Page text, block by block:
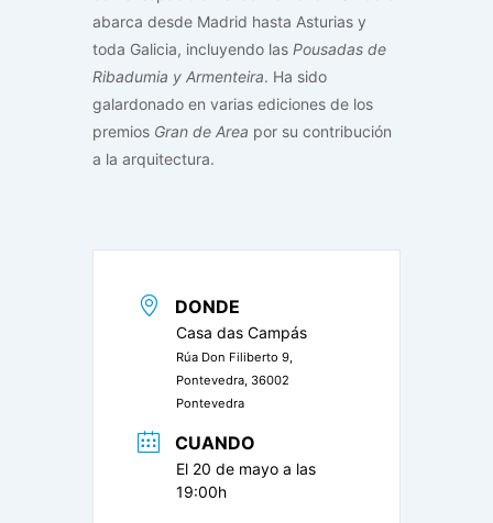
abarca desde Madrid hasta Asturias y
toda Galicia, incluyendo las Pousadas de
Ribadumia y Armenteira. Ha sido
galardonado en varias ediciones de los
premios Gran de Area por su contribución
a la arquitectura.
DONDE
Casa das Campás
Rúa Don Filiberto 9,
Pontevedra, 36002
Pontevedra
CUANDO
El 20 de mayo a las
19:00h